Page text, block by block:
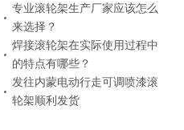
专业滚轮架生产厂家应该怎么
来选择？
焊接滚轮架在实际使用过程中
的特点有哪些？
发往内蒙电动行走可调喷漆滚
轮架顺利发货